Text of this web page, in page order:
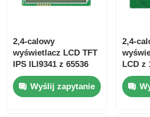
2,4-calowy
wyświetlacz LCD TFT
IPS ILI9341 z 65536
kolorami i 12-
miesięczną gwarancją
dla systemów
Wyślij zapytanie
2,4-
LCD z
* 67,2